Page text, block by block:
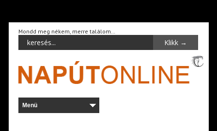
Mondd meg nékem, merre találom…